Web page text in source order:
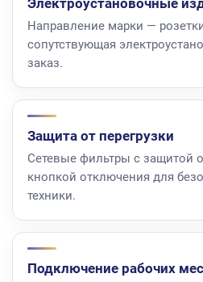
Электроустановочные
Направление марки —
сопутствующая
заказ.
Защита от перегрузки
Сетевые фильтры с защитой
кнопкой отключения для
техники.
Подключение рабочих